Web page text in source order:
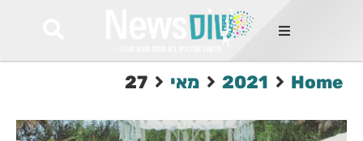
החמות
Home
2021 מאי 27